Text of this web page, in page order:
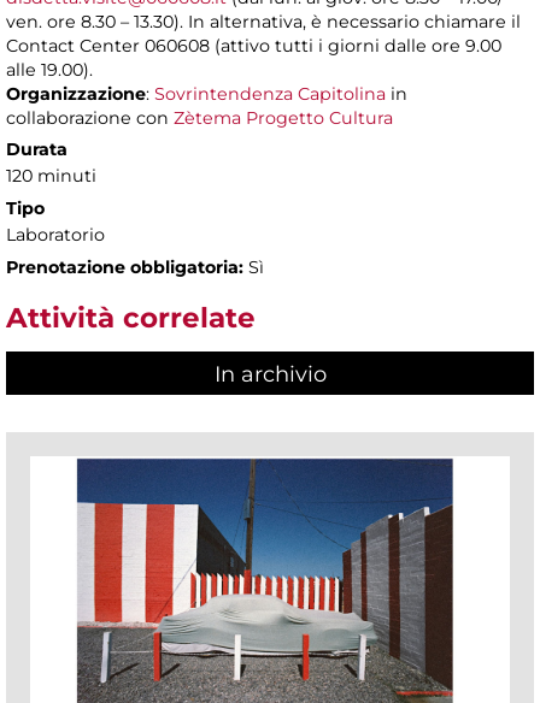
ven. ore 8.30 – 13.30). In alternativa, è necessario chiamare il
Contact Center 060608 (attivo tutti i giorni dalle ore 9.00
alle 19.00).
Organizzazione: Sovrintendenza Capitolina in
collaborazione con Zètema Progetto Cultura
Durata
120 minuti
Tipo
Laboratorio
Prenotazione obbligatoria: Sì
Attività correlate
In archivio